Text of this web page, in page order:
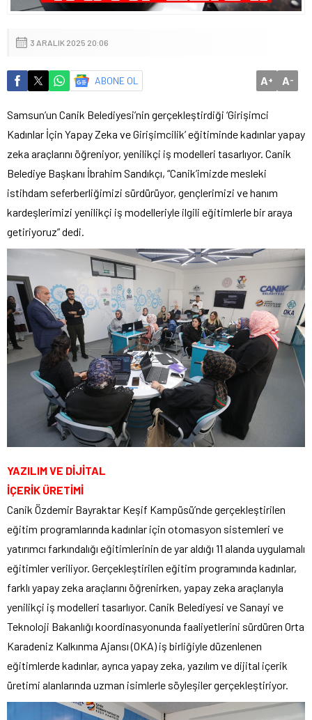
3 ARALIK 2025 20:06
ABONE OL A+ A-
Samsun’un Canik Belediyesi’nin gerçekleştirdiği ‘Girişimci
Kadınlar İçin Yapay Zeka ve Girişimcilik’ eğitiminde kadınlar yapay
zeka araçlarını öğreniyor, yenilikçi iş modelleri tasarlıyor. Canik
Belediye Başkanı İbrahim Sandıkçı, “Canik’imizde mesleki
istihdam seferberliğimizi sürdürüyor, gençlerimizi ve hanım
kardeşlerimizi yenilikçi iş modelleriyle ilgili eğitimlerle bir araya
getiriyoruz” dedi.
YAZILIM VE DİJİTAL
İÇERİK ÜRETİMİ
Canik Özdemir Bayraktar Keşif Kampüsü’nde gerçekleştirilen
eğitim programlarında kadınlar için otomasyon sistemleri ve
yatırımcı farkındalığı eğitimlerinin de yar aldığı 11 alanda uygulamalı
eğitimler veriliyor. Gerçekleştirilen eğitim programında kadınlar,
farklı yapay zeka araçlarını öğrenirken, yapay zeka araçlarıyla
yenilikçi iş modelleri tasarlıyor. Canik Belediyesi ve Sanayi ve
Teknoloji Bakanlığı koordinasyonunda faaliyetlerini sürdüren Orta
Karadeniz Kalkınma Ajansı (OKA) iş birliğiyle düzenlenen
eğitimlerde kadınlar, ayrıca yapay zeka, yazılım ve dijital içerik
üretimi alanlarında uzman isimlerle söyleşiler gerçekleştiriyor.